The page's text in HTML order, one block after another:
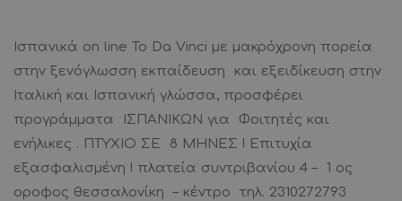
Iσπανικά on line Το Da Vinci με μακρόχρονη πορεία
στην ξενόγλωσση εκπαίδευση και εξειδίκευση στην
Ιταλική και Ισπανική γλώσσα, προσφέρει
προγράμματα ΙΣΠΑΝΙΚΩΝ για Φοιτητές και
ενήλικες . ΠΤΥΧΙΟ ΣΕ 8 ΜΗΝΕΣ ! Επιτυχία
εξασφαλισμένη ! πλατεία συντριβανίου 4 – 1 ος
οροφος θεσσαλονίκη – κέντρο τηλ. 2310272793